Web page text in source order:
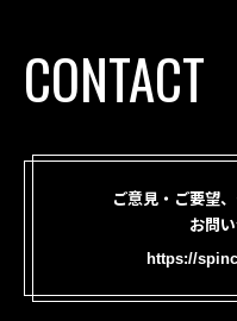
CONTACT
ご意見・ご要望
お問
https://